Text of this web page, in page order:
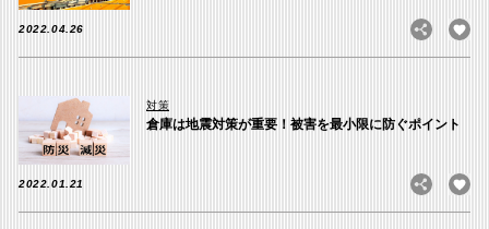
2022.04.26
対策
倉庫は地震対策が重要！被害を最小限に防ぐポイント
2022.01.21